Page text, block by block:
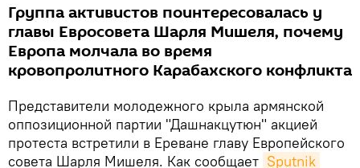
Группа активистов поинтересовалась у
главы Евросовета Шарля Мишеля, почему
Европа молчала во время
кровопролитного Карабахского конфликта
Представители молодежного крыла армянской
оппозиционной партии "Дашнакцутюн" акцией
протеста встретили в Ереване главу Европейского
совета Шарля Мишеля. Как сообщает Sputnik